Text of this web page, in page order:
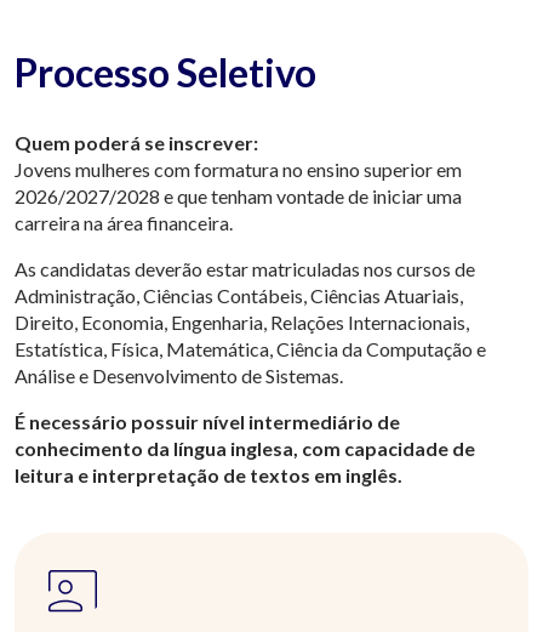
Processo Seletivo
Quem poderá se inscrever:
Jovens mulheres com formatura no ensino superior em
2026/2027/2028 e que tenham vontade de iniciar uma
carreira na área financeira.
As candidatas deverão estar matriculadas nos cursos de
Administração, Ciências Contábeis, Ciências Atuariais,
Direito, Economia, Engenharia, Relações Internacionais,
Estatística, Física, Matemática, Ciência da Computação e
Análise e Desenvolvimento de Sistemas.
É necessário possuir nível intermediário de
conhecimento da língua inglesa, com capacidade de
leitura e interpretação de textos em inglês.